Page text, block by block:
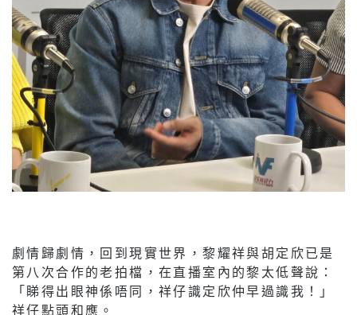
劇情歸劇情，回到現實世界，黎耀祥與胡定欣已是
第八次合作的老拍檔，在直播室內的黎太低聲說：
「睇得出眼神係唔同，祥仔識定欣仲早過識我！」
祥仔點頭和應。